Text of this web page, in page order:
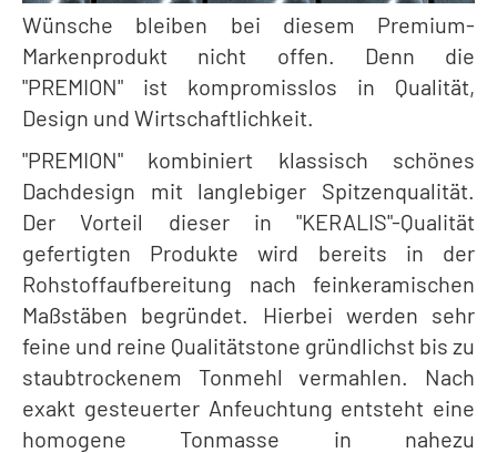
Wünsche bleiben bei diesem Premium-
Markenprodukt nicht offen. Denn die
"PREMION" ist kompromisslos in Qualität,
Design und Wirtschaftlichkeit.
"PREMION" kombiniert klassisch schönes
Dachdesign mit langlebiger Spitzenqualität.
Der Vorteil dieser in "KERALIS"-Qualität
gefertigten Produkte wird bereits in der
Rohstoffaufbereitung nach feinkeramischen
Maßstäben begründet. Hierbei werden sehr
feine und reine Qualitätstone gründlichst bis zu
staubtrockenem Tonmehl vermahlen. Nach
exakt gesteuerter Anfeuchtung entsteht eine
homogene Tonmasse in nahezu